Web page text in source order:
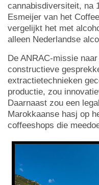
cannabisdiversiteit, na
Esmeijer van het
vergelijkt het met
alleen Nederlandse
De ANRAC-missie
constructieve
extractietechnieken
productie, zou
Daarnaast zou een
Marokkaanse hasj op
coffeeshops die